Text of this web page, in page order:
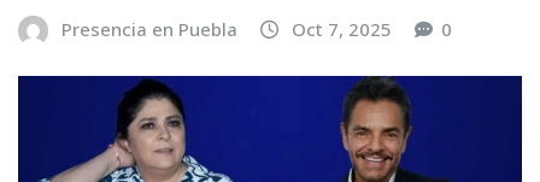
Presencia en Puebla Oct 7, 2025 0